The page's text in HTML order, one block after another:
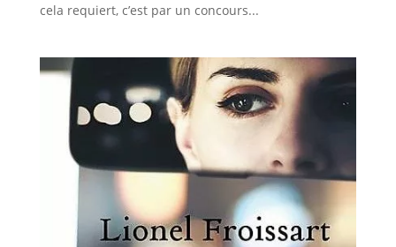
cela requiert, c’est par un concours...